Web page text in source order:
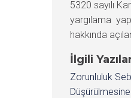
5320 sayılı
yargılama
hakkında
İlgili
Zorunluluk